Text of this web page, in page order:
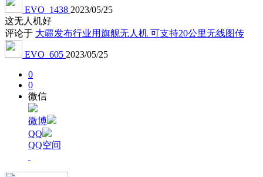
EVO_1438 2023/05/25
这无人机好
评论于 大疆发布行业用旗舰无人机 可支持20公里无线图传
EVO_605 2023/05/25
0
0
微信
微博
QQ
QQ空间